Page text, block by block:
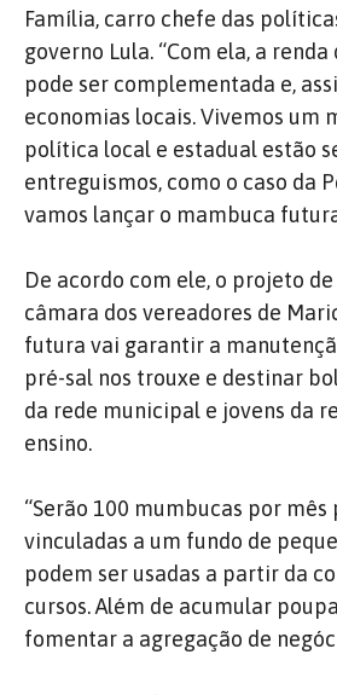
Família, carro chefe das
governo Lula. “Com ela, a
pode ser complementada e,
economias locais. Vivemos um
política local e estadual estão
entreguismos, como o caso da
vamos lançar o mambuca
De acordo com ele, o projeto
câmara dos vereadores de
futura vai garantir a
pré-sal nos trouxe e destinar
da rede municipal e jovens da
ensino.
“Serão 100 mumbucas por mês
vinculadas a um fundo de
podem ser usadas a partir da
cursos. Além de acumular
fomentar a agregação de